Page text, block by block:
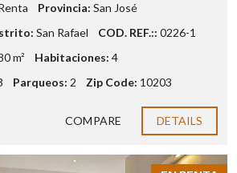
Provincia: San José
San Rafael COD. REF.:: 0226-1
m² Habitaciones: 4
Parqueos: 2 Zip Code: 10203
COMPARE DETAILS